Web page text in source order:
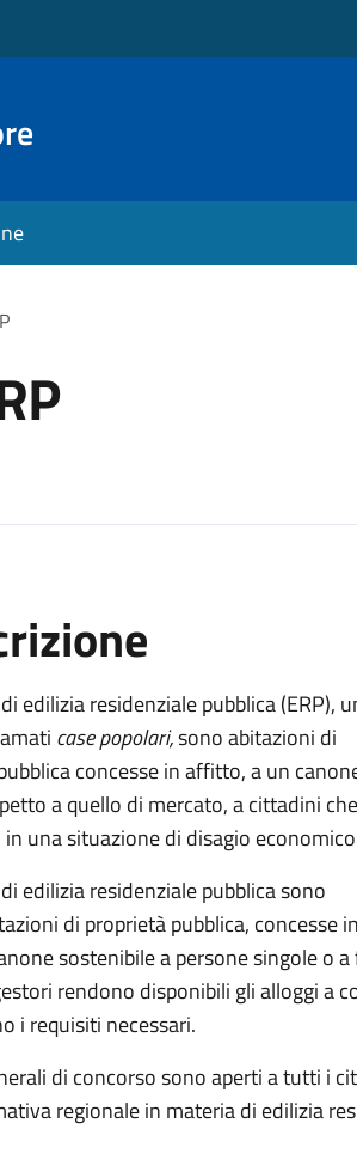
edilizia residenziale pubblica (ERP),
case popolari,sono abitazioni di
concesse in affitto, a un
a quello di mercato, a cittadini che
una situazione di disagio
edilizia residenziale pubblica sono
di proprietà pubblica, concesse in
sostenibile a persone singole o
rendono disponibili gli alloggi a
i requisiti necessari.
di concorso sono aperti a tutti i
regionale in materia di edilizia